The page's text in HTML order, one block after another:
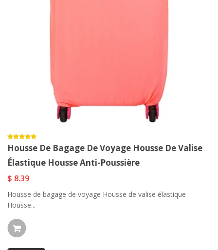
Housse De Bagage De Voyage Housse De Valise
Élastique Housse Anti-Poussière
$ 8.39
Housse de bagage de voyage Housse de valise élastique
Housse...